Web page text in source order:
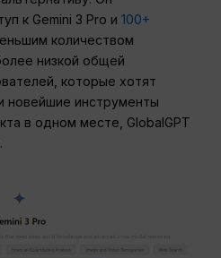
к Gemini 3 Pro и100+
количеством
низкой общей
которые хотят
и новейшие инструменты
в одном месте, GlobalGPT